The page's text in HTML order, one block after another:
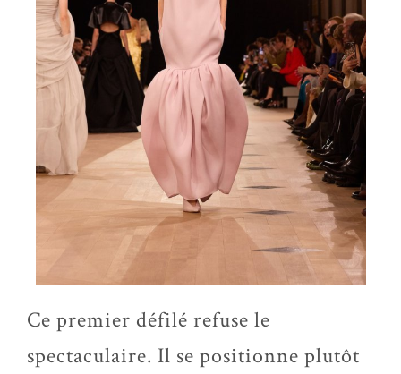
Ce premier défilé refuse le
spectaculaire. Il se positionne plutôt